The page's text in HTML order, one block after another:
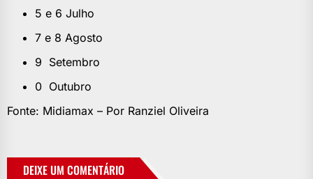
5 e 6 Julho
7 e 8 Agosto
9 Setembro
0 Outubro
Fonte: Midiamax – Por Ranziel Oliveira
DEIXE UM COMENTÁRIO